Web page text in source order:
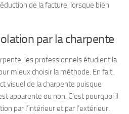
de la facture, lorsque bien
par la charpente
les professionnels étudient la
mieux choisir la méthode. En fait,
visuel de la charpente puisque
apparente ou non. C’est pourquoi il
par l’intérieur et par l’extérieur.